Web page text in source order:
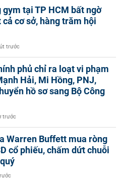
gym tại TP HCM bất ngờ
cơ sở, hàng trăm hội
trước
phủ chỉ ra loạt vi phạm
Hải, Mi Hồng, PNJ,
hồ sơ sang Bộ Công
trước
Warren Buffett mua ròng
cổ phiếu, chấm dứt chuỗi